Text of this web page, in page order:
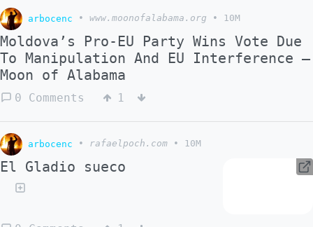
arbocenc • www.moonofalabama.org • 10M
Moldova’s Pro-EU Party Wins Vote Due
To Manipulation And EU Interference –
Moon of Alabama
0 Comments 1
arbocenc • rafaelpoch.com • 10M
El Gladio sueco